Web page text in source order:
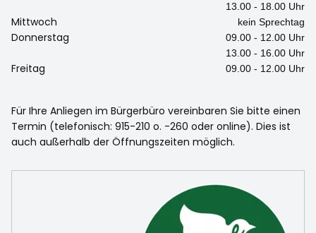
13.00 - 18.00 Uhr
Mittwoch kein Sprechtag
Donnerstag
09.00 - 12.00 Uhr
13.00 - 16.00 Uhr
Freitag 09.00 - 12.00 Uhr
Für Ihre Anliegen im Bürgerbüro vereinbaren Sie bitte einen
Termin (telefonisch: 915-210 o. -260 oder online). Dies ist
auch außerhalb der Öffnungszeiten möglich.